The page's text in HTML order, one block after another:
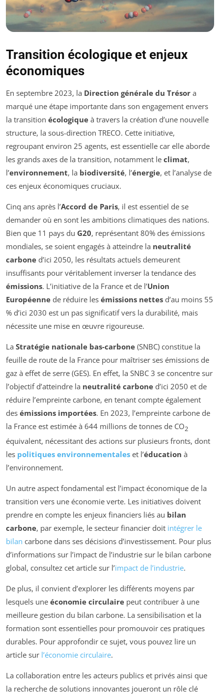
Transition écologique et enjeux
économiques
En septembre 2023, la Direction générale du Trésor a
marqué une étape importante dans son engagement envers
la transition écologique à travers la création d’une nouvelle
structure, la sous-direction TRECO. Cette initiative,
regroupant environ 25 agents, est essentielle car elle aborde
les grands axes de la transition, notamment le climat,
l’environnement, la biodiversité, l’énergie, et l’analyse de
ces enjeux économiques cruciaux.
Cinq ans après l’Accord de Paris, il est essentiel de se
demander où en sont les ambitions climatiques des nations.
Bien que 11 pays du G20, représentant 80% des émissions
mondiales, se soient engagés à atteindre la neutralité
carbone d’ici 2050, les résultats actuels demeurent
insuffisants pour véritablement inverser la tendance des
émissions. L’initiative de la France et de l’Union
Européenne de réduire les émissions nettes d’au moins 55
% d’ici 2030 est un pas significatif vers la durabilité, mais
nécessite une mise en œuvre rigoureuse.
La Stratégie nationale bas-carbone (SNBC) constitue la
feuille de route de la France pour maîtriser ses émissions de
gaz à effet de serre (GES). En effet, la SNBC 3 se concentre sur
l’objectif d’atteindre la neutralité carbone d’ici 2050 et de
réduire l’empreinte carbone, en tenant compte également
des émissions importées. En 2023, l’empreinte carbone de
la France est estimée à 644 millions de tonnes de CO2
équivalent, nécessitant des actions sur plusieurs fronts, dont
les politiques environnementales et l’éducation à
l’environnement.
Un autre aspect fondamental est l’impact économique de la
transition vers une économie verte. Les initiatives doivent
prendre en compte les enjeux financiers liés au bilan
carbone, par exemple, le secteur financier doit intégrer le
bilan carbone dans ses décisions d’investissement. Pour plus
d’informations sur l’impact de l’industrie sur le bilan carbone
global, consultez cet article sur l’impact de l’industrie.
De plus, il convient d’explorer les différents moyens par
lesquels une économie circulaire peut contribuer à une
meilleure gestion du bilan carbone. La sensibilisation et la
formation sont essentielles pour promouvoir ces pratiques
durables. Pour approfondir ce sujet, vous pouvez lire un
article sur l’économie circulaire.
La collaboration entre les acteurs publics et privés ainsi que
la recherche de solutions innovantes joueront un rôle clé